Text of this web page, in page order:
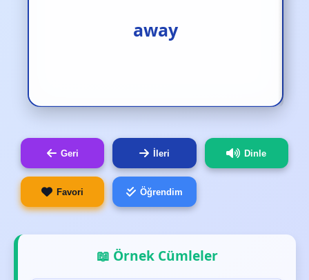
away
3.uzakta [zf.]
Geri İleri Dinle
Favori Öğrendim
📖 Örnek Cümleler